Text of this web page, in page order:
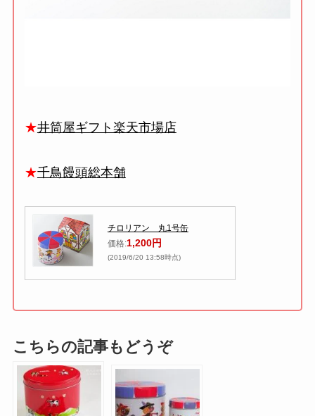
★井筒屋ギフト楽天市場店
★千鳥饅頭総本舗
チロリアン 丸1号缶
価格:1,200円
(2019/6/20 13:58時点)
こちらの記事もどうぞ